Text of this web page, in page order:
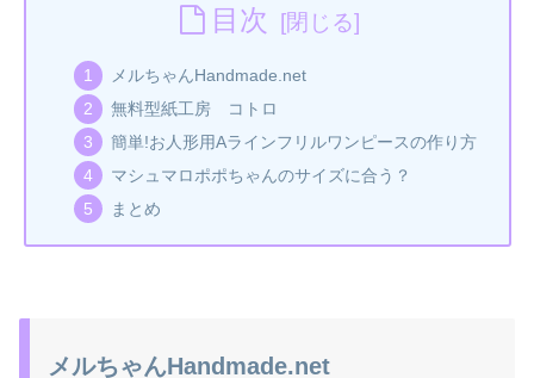
目次
メルちゃんHandmade.net
無料型紙工房 コトロ
簡単!お人形用Aラインフリルワンピースの作り方
マシュマロポポちゃんのサイズに合う？
まとめ
メルちゃんHandmade.net